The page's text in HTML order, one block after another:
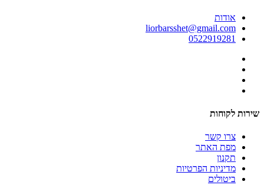
אודות
liorbarsshet@gmail.com
0522919281
שירות לקוחות
צרו קשר
מפת האתר
תקנון
מדיניות הפרטיות
ביטולים